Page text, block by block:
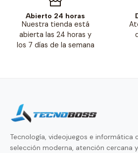
Abierto 24 horas
Nuestra tienda está
abierta las 24 horas y
los 7 días de la semana
Tecnología, videojuegos e informática
selección moderna, atención cercana